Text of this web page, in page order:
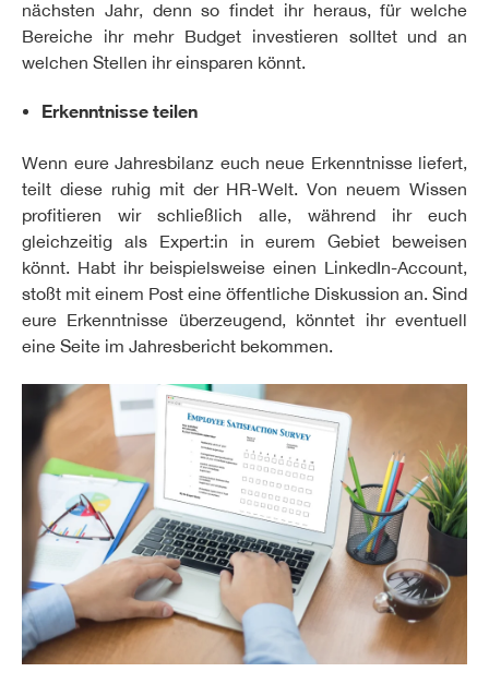
nächsten Jahr, denn so findet ihr heraus, für welche
Bereiche ihr mehr Budget investieren solltet und an
welchen Stellen ihr einsparen könnt.
Erkenntnisse teilen
Wenn eure Jahresbilanz euch neue Erkenntnisse liefert,
teilt diese ruhig mit der HR-Welt. Von neuem Wissen
profitieren wir schließlich alle, während ihr euch
gleichzeitig als Expert:in in eurem Gebiet beweisen
könnt. Habt ihr beispielsweise einen LinkedIn-Account,
stoßt mit einem Post eine öffentliche Diskussion an. Sind
eure Erkenntnisse überzeugend, könntet ihr eventuell
eine Seite im Jahresbericht bekommen.